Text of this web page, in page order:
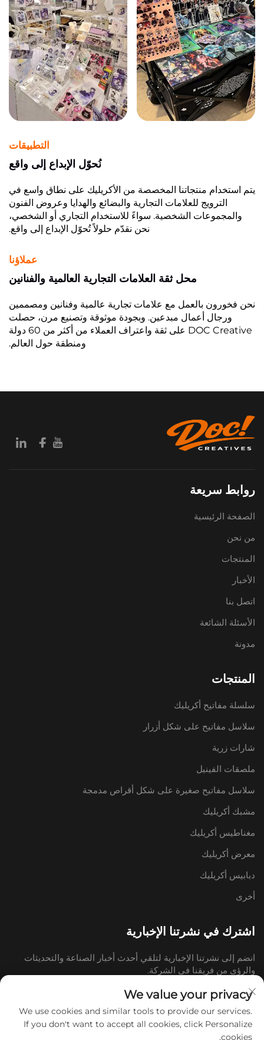
التطبيقات
نُحوّل الإبداع إلى واقع
يتم استخدام منتجاتنا المخصصة من الأكريليك على نطاق واسع في
الترويج للعلامات التجارية والبضائع والهدايا وعروض الفنون
والمجموعات الشخصية. سواءً للاستخدام التجاري أو الشخصي،
نحن نقدّم حلولاً تُحوّل الإبداع إلى واقع.
عملاؤنا
محل ثقة العلامات التجارية العالمية والفنانين
نحن فخورون بالعمل مع علامات تجارية عالمية وفنانين ومصممين
ورجال أعمال مبدعين. وبجودة موثوقة وتصنيع مرن، حصلت
DOC Creative على ثقة واعتراف العملاء من أكثر من 60 دولة
ومنطقة حول العالم.
روابط سريعة
الصفحة الرئيسية
من نحن
المنتجات
الأخبار
اتصل بنا
الأسئلة الشائعة
مدونة
المنتجات
سلسلة مفاتيح أكريليك
سلاسل مفاتيح على شكل أزرار
شارات زرية
ملصقات الفينيل
سلاسل مفاتيح صغيرة على شكل أقراص مدمجة
مشبك أكريليك
مغناطيس أكريليك
معرض أكريليك
دبابيس أكريليك
أخرى
اشترك في نشرتنا الإخبارية
انضم إلى نشرتنا الإخبارية لتلقي أحدث أخبار الصناعة والتحديثات
والرؤى من فريقنا في الشركة.
We value your privacy
We use cookies and similar tools to provide our services.
If you don't want to accept all cookies, click Personalize
cookies.